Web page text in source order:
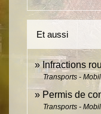
Et aussi
Infractions
Transports -
Permis de
Transports -